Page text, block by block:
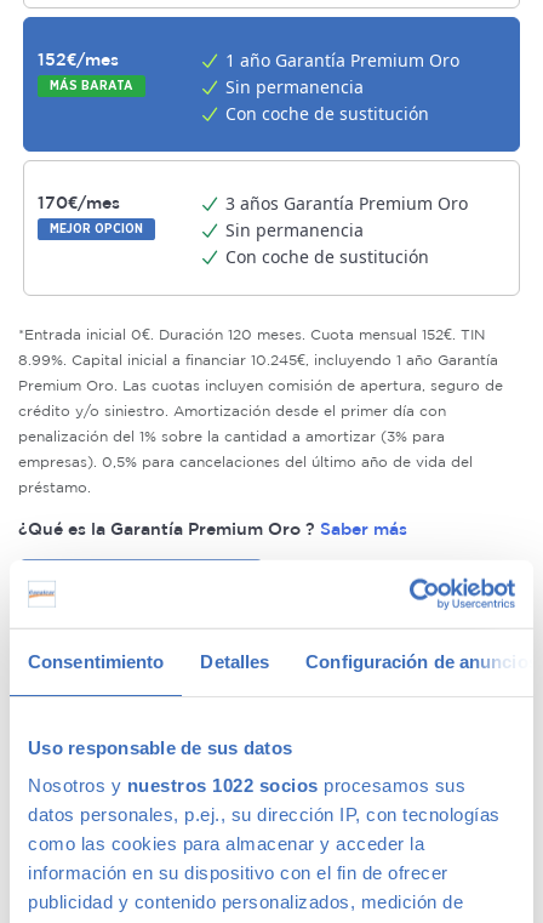
Consentimiento Detalles Configuración de anuncios
Uso responsable de sus datos
Nosotros y nuestros 1022 socios procesamos sus
datos personales, p.ej., su dirección IP, con tecnologías
como las cookies para almacenar y acceder la
información en su dispositivo con el fin de ofrecer
publicidad y contenido personalizados, medición de
152€/mes
MÁS BARATA
1 año Garantía Premium Oro
Sin permanencia
Con coche de sustitución
170€/mes
MEJOR OPCION
3 años Garantía Premium Oro
Sin permanencia
Con coche de sustitución
*Entrada inicial 0€. Duración 120 meses. Cuota mensual 152€. TIN
8.99%. Capital inicial a financiar 10.245€, incluyendo 1 año Garantía
Premium Oro. Las cuotas incluyen comisión de apertura, seguro de
crédito y/o siniestro. Amortización desde el primer día con
penalización del 1% sobre la cantidad a amortizar (3% para
empresas). 0,5% para cancelaciones del último año de vida del
préstamo.
¿Qué es la Garantía Premium Oro ? Saber más
Solicitar esta financiación
simplemente devuelvelo y te lo cambiamos por otro.
Tienes hasta 14 días o 1.000km para probarlo.
Verificación de kilometraje y estructura